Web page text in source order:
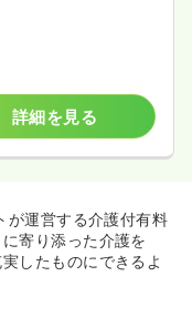
詳細を見る
が運営する介護付有料
寄り添った介護を
したものにできるよ